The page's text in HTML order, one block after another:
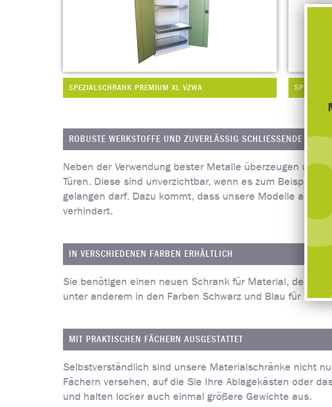
SPEZIALSCHRANK PREMIUM XL VZWA
ROBUSTE WERKSTOFFE UND ZUVERLÄSSIG SCHLIESSENDE TÜREN
Neben der Verwendung bester Metalle überzeugen
Türen. Diese sind unverzichtbar, wenn es zum Beispiel
gelangen darf. Dazu kommt, dass unsere Modelle
verhindert.
IN VERSCHIEDENEN FARBEN ERHÄLTLICH
Sie benötigen einen neuen Schrank für Material, der
unter anderem in den Farben Schwarz und Blau für Sie
MIT PRAKTISCHEN FÄCHERN AUSGESTATTET
Selbstverständlich sind unsere Materialschränke nicht
Fächern versehen, auf die Sie Ihre Ablagekästen oder
und halten locker auch einmal größere Gewichte aus.